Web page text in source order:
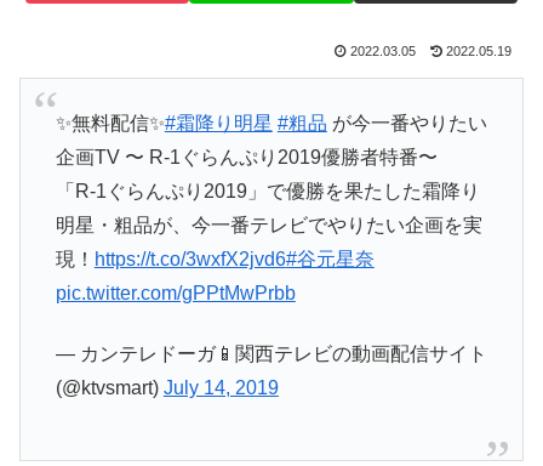
2022.03.05 2022.05.19
✨無料配信✨#霜降り明星 #粗品 が今一番やりたい
企画TV 〜 R-1ぐらんぷり2019優勝者特番〜
「R-1ぐらんぷり2019」で優勝を果たした霜降り
明星・粗品が、今一番テレビでやりたい企画を実
現！ https://t.co/3wxfX2jvd6#谷元星奈
pic.twitter.com/gPPtMwPrbb
— カンテレドーガ📱関西テレビの動画配信サイト
(@ktvsmart) July 14, 2019